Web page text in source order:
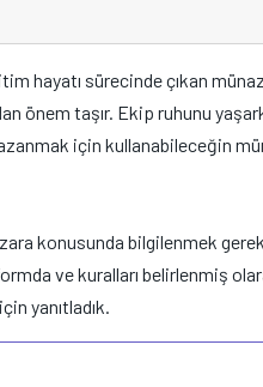
hayatı sürecinde çıkan
önem taşır. Ekip ruhunu
için kullanabileceğin
konusunda bilgilenmek
ve kuralları belirlenmiş
yanıtladık.